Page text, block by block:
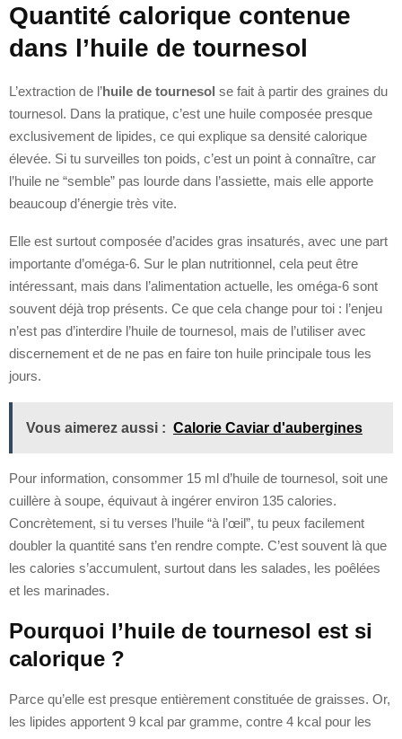
Quantité calorique contenue
dans l’huile de tournesol
L’extraction de l’huile de tournesol se fait à partir des graines du
tournesol. Dans la pratique, c’est une huile composée presque
exclusivement de lipides, ce qui explique sa densité calorique
élevée. Si tu surveilles ton poids, c’est un point à connaître, car
l’huile ne “semble” pas lourde dans l’assiette, mais elle apporte
beaucoup d’énergie très vite.
Elle est surtout composée d’acides gras insaturés, avec une part
importante d’oméga-6. Sur le plan nutritionnel, cela peut être
intéressant, mais dans l’alimentation actuelle, les oméga-6 sont
souvent déjà trop présents. Ce que cela change pour toi : l’enjeu
n’est pas d’interdire l’huile de tournesol, mais de l’utiliser avec
discernement et de ne pas en faire ton huile principale tous les
jours.
Vous aimerez aussi : Calorie Caviar d'aubergines
Pour information, consommer 15 ml d’huile de tournesol, soit une
cuillère à soupe, équivaut à ingérer environ 135 calories.
Concrètement, si tu verses l’huile “à l’œil”, tu peux facilement
doubler la quantité sans t’en rendre compte. C’est souvent là que
les calories s’accumulent, surtout dans les salades, les poêlées
et les marinades.
Pourquoi l’huile de tournesol est si
calorique ?
Parce qu’elle est presque entièrement constituée de graisses. Or,
les lipides apportent 9 kcal par gramme, contre 4 kcal pour les